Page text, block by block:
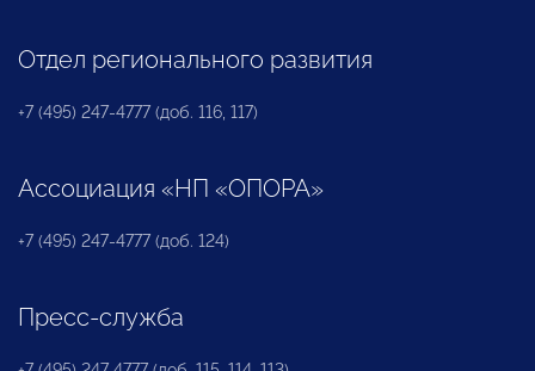
Отдел регионального развития
+7 (495) 247-4777 (доб. 116, 117)
Ассоциация «НП «ОПОРА»
+7 (495) 247-4777 (доб. 124)
Пресс-служба